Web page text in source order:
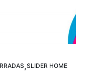
,SLIDER HOME